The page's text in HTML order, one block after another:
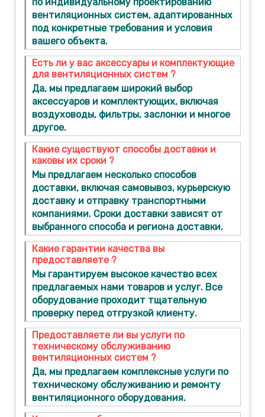
вентиляционных систем, адаптированных
под конкретные требования и условия
вашего объекта.
Есть ли у вас аксессуары и комплектующие
для вентиляционных систем ?
Да, мы предлагаем широкий выбор
аксессуаров и комплектующих, включая
воздуховоды, фильтры, заслонки и многое
другое.
Какие существуют способы доставки и
каковы их сроки ?
Мы предлагаем несколько способов
доставки, включая самовывоз, курьерскую
доставку и отправку транспортными
компаниями. Сроки доставки зависят от
выбранного способа и региона доставки.
Какие гарантии качества вы
предоставляете ?
Мы гарантируем высокое качество всех
предлагаемых нами товаров и услуг. Все
оборудование проходит тщательную
проверку перед отгрузкой клиенту.
Предоставляете ли вы услуги по
техническому обслуживанию
вентиляционных систем ?
Да, мы предлагаем комплексные услуги по
техническому обслуживанию и ремонту
вентиляционного оборудования.